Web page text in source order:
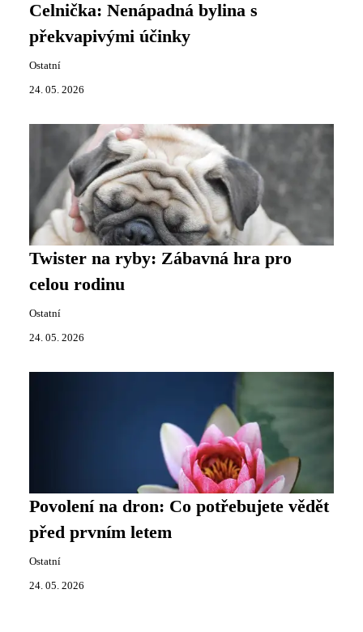
Celnička: Nenápadná bylina s
překvapivými účinky
Ostatní
24. 05. 2026
Twister na ryby: Zábavná hra pro
celou rodinu
Ostatní
24. 05. 2026
Povolení na dron: Co potřebujete vědět
před prvním letem
Ostatní
24. 05. 2026